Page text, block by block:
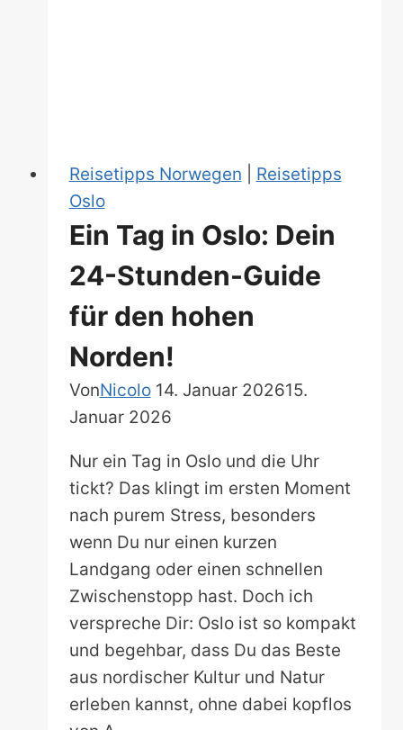
Reisetipps Norwegen
Reisetipps
Oslo
Ein Tag in Oslo: Dein
24-Stunden-Guide
für den hohen
Norden!
VonNicolo 14. Januar 202615.
Januar 2026
Nur ein Tag in Oslo und die Uhr
tickt? Das klingt im ersten Moment
nach purem Stress, besonders
wenn Du nur einen kurzen
Landgang oder einen schnellen
Zwischenstopp hast. Doch ich
verspreche Dir: Oslo ist so kompakt
und begehbar, dass Du das Beste
aus nordischer Kultur und Natur
erleben kannst, ohne dabei kopflos